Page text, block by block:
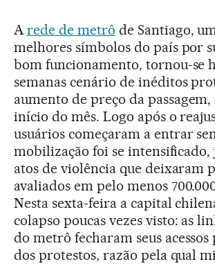
Arede de metrô de Santiago,
melhores símbolos do país por
bom funcionamento, tornou-se
semanas cenário de inéditos
aumento de preço da
início do mês. Logo após o
usuários começaram a entrar
mobilização foi se intensificado,
atos de violência que deixaram
avaliados em pelo menos
Nesta sexta-feira a capital
colapso poucas vezes visto: as
do metrô fecharam seus acessos
dos protestos, razão pela qual